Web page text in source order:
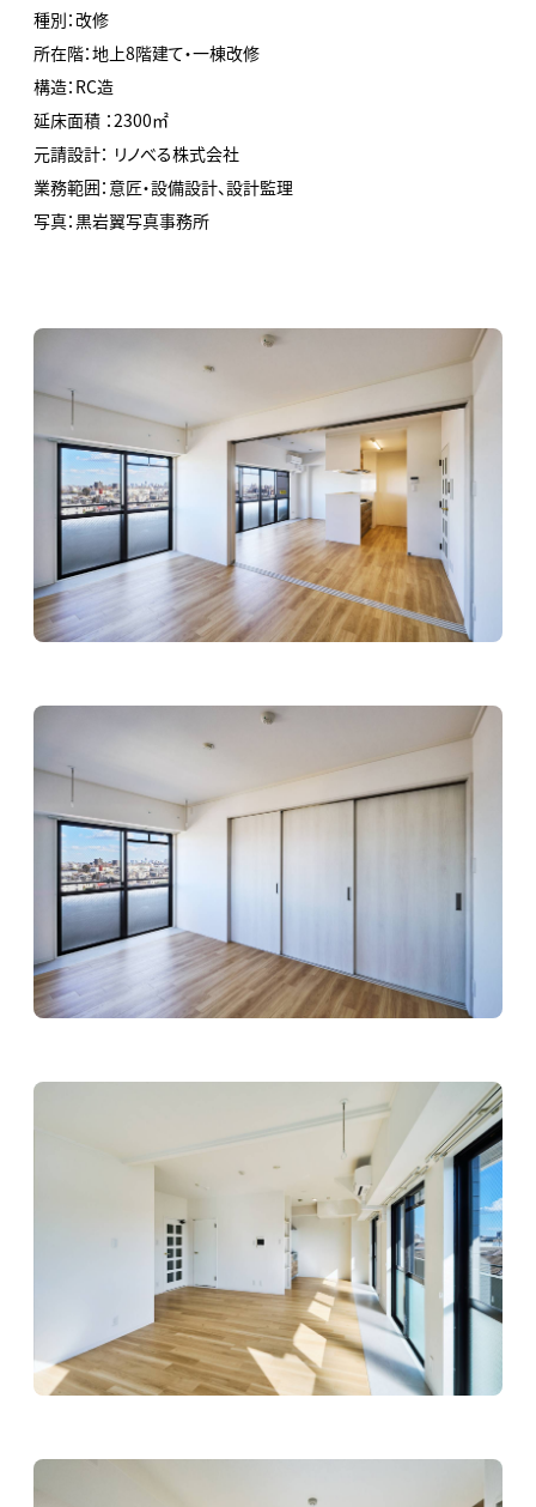
種別：改修
所在階：地上8階建て・一棟改修
構造：RC造
延床面積 ：2300㎡
元請設計： リノべる株式会社
業務範囲：意匠・設備設計、設計監理
写真：黒岩翼写真事務所